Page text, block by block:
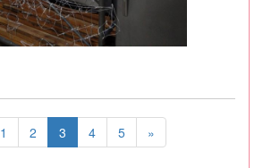
1 2 3 4 5 »